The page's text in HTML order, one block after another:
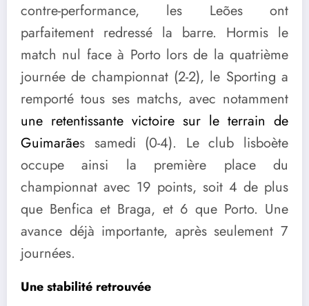
contre-performance, les Leões ont
parfaitement redressé la barre. Hormis le
match nul face à Porto lors de la quatrième
journée de championnat (2-2), le Sporting a
remporté tous ses matchs, avec notamment
une retentissante victoire sur le terrain de
Guimarães samedi (0-4). Le club lisboète
occupe ainsi la première place du
championnat avec 19 points, soit 4 de plus
que Benfica et Braga, et 6 que Porto. Une
avance déjà importante, après seulement 7
journées.
Une stabilité retrouvée